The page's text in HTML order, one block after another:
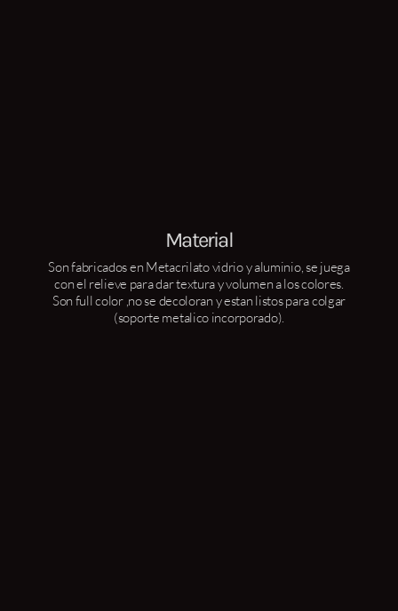
Material
Son fabricados en Metacrilato vidrio y aluminio, se juega
con el relieve para dar textura y volumen a los colores.
Son full color ,no se decoloran y estan listos para colgar
(soporte metalico incorporado).